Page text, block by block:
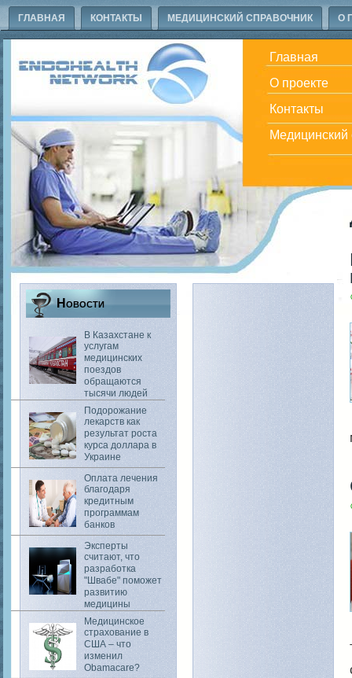
ГЛАВНАЯ КОНТАКТЫ МЕДИЦИНСКИЙ СПРАВОЧНИК О
Главная
О проекте
Контакты
Медицинский
Новости
В Казахстане к
услугам
медицинских
поездов
обращаются
тысячи людей
Подорожание
лекарств как
результат роста
курса доллара в
Украине
Оплата лечения
благодаря
кредитным
программам
банков
Эксперты
считают, что
разработка
"Швабе" поможет
развитию
медицины
Медицинское
страхование в
США – что
изменил
Obamacare?